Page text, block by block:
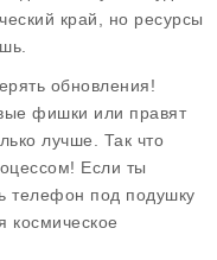
край, но ресурсы
обновления!
фишки или правят
лучше. Так что
Если ты
телефон под подушку
космическое